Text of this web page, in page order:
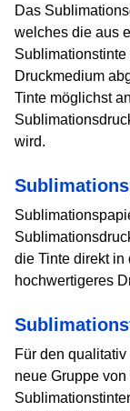
Das
welches die aus
Druckmedium
Tinte möglichst
wird.
die Tinte direkt in
hochwertigeres
Für den
neue Gruppe